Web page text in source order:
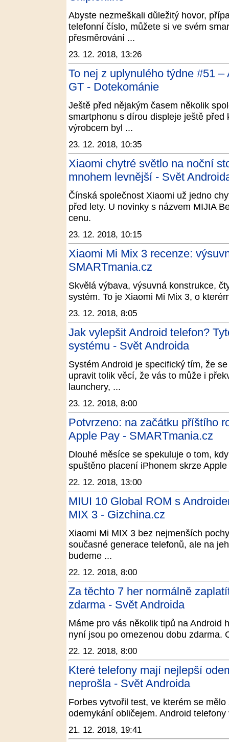
Abyste nezmeškali důležitý hovor,
telefonní číslo, můžete si ve svém
přesměrování ...
23. 12. 2018, 13:26
To nej z uplynulého týdne #51
GT - Dotekománie
Ještě před nějakým časem několik
smartphonu s dírou displeje ještě
výrobcem byl ...
23. 12. 2018, 10:35
Xiaomi chytré světlo na noční
mnohem levnější - Svět
Čínská společnost Xiaomi už jedno
před lety. U novinky s názvem MIJIA
cenu.
23. 12. 2018, 10:15
Xiaomi Mi Mix 3 recenze:
SMARTmania.cz
Skvělá výbava, výsuvná konstrukce,
systém. To je Xiaomi Mi Mix 3, o
23. 12. 2018, 8:05
Jak vylepšit Android telefon?
systému - Svět Androida
Systém Android je specifický tím, že
upravit tolik věcí, že vás to může i
launchery, ...
23. 12. 2018, 8:00
Potvrzeno: na začátku příštího
Apple Pay - SMARTmania.cz
Dlouhé měsíce se spekuluje o tom,
spuštěno placení iPhonem skrze
22. 12. 2018, 13:00
MIUI 10 Global ROM s
MIX 3 - Gizchina.cz
Xiaomi Mi MIX 3 bez nejmenších
současné generace telefonů, ale na
budeme ...
22. 12. 2018, 8:00
Za těchto 7 her normálně
zdarma - Svět Androida
Máme pro vás několik tipů na Android
nyní jsou po omezenou dobu zdarma.
22. 12. 2018, 8:00
Které telefony mají nejlepší
neprošla - Svět Androida
Forbes vytvořil test, ve kterém se
odemykání obličejem. Android
21. 12. 2018, 19:41